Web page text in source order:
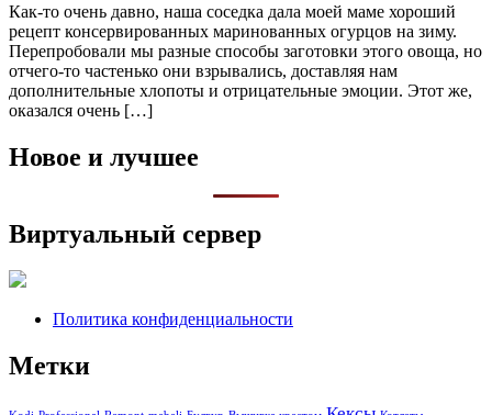
Как-то очень давно, наша соседка дала моей маме хороший
рецепт консервированных маринованных огурцов на зиму.
Перепробовали мы разные способы заготовки этого овоща, но
отчего-то частенько они взрывались, доставляя нам
дополнительные хлопоты и отрицательные эмоции. Этот же,
оказался очень […]
Новое и лучшее
Виртуальный сервер
Политика конфиденциальности
Метки